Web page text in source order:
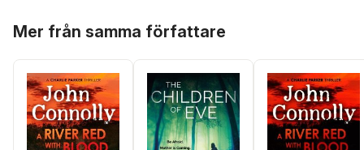
Mer från samma författare